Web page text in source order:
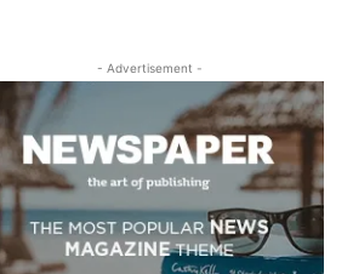
- Advertisement -